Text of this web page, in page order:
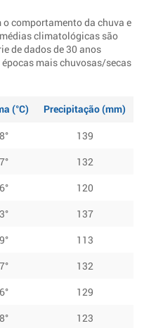
comportamento da chuva e
climatológicas são
de dados de 30 anos
mais chuvosas/secas
(°C)
Precipitação (mm)
139
132
120
137
113
132
129
123